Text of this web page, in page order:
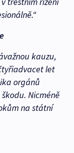
kauzu,
let
orgánů
Nicméně
na státní